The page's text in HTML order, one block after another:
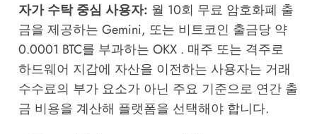
자가 수탁 중심 사용자: 월 10회 무료 암호화폐 출
금을 제공하는 Gemini, 또는 비트코인 출금당 약
0.0001 BTC를 부과하는 OKX . 매주 또는 격주로
하드웨어 지갑에 자산을 이전하는 사용자는 거래
수수료의 부가 요소가 아닌 주요 기준으로 연간 출
금 비용을 계산해 플랫폼을 선택해야 합니다.